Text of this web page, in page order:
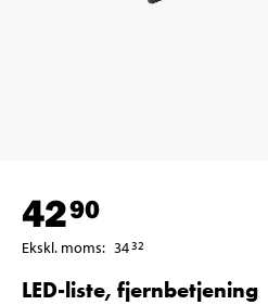
4290
Ekskl. moms: 3432
LED-liste, fjernbetjening